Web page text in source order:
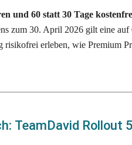
und 60 statt 30 Tage
zum 30. April 2026 gilt eine
risikofrei erleben, wie Premium
TeamDavid Rollout